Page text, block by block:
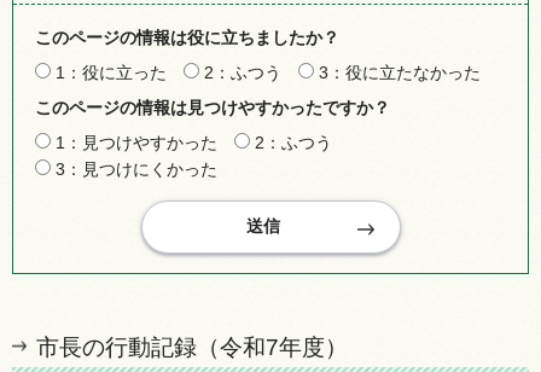
このページの情報は役に立ちましたか？
1：役に立った
2：ふつう
3：役に立たなかった
このページの情報は見つけやすかったですか？
1：見つけやすかった
2：ふつう
3：見つけにくかった
市長の行動記録（令和7年度）